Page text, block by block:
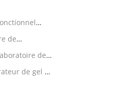
de
de
de gel de